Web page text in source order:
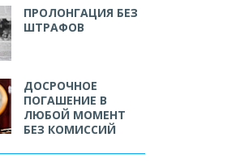
ПРОЛОНГАЦИЯ БЕЗ
ШТРАФОВ
ДОСРОЧНОЕ
ПОГАШЕНИЕ В
ЛЮБОЙ МОМЕНТ
БЕЗ КОМИССИЙ